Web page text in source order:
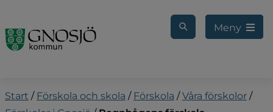
Meny
Start / Förskola och skola / Förskola / Våra förskolor /